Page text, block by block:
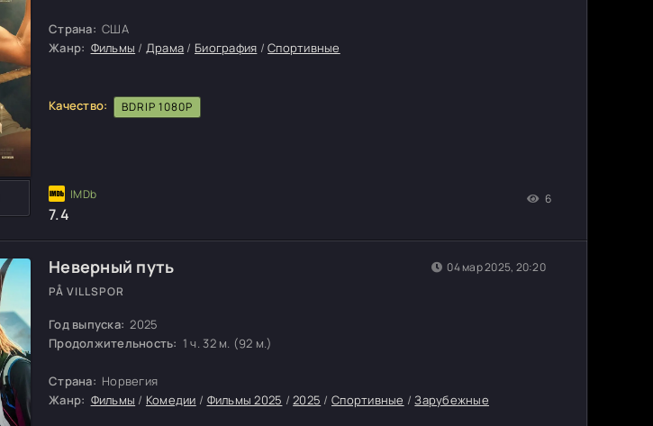
Страна: США
Жанр: Фильмы / Драма / Биография /Спортивные
Качество: BDRIP 1080P
7.4
6
Неверный путь
PÅ VILLSPOR
Год выпуска: 2025
Продолжительность: 1 ч. 32 м. (92 м.)
Страна: Норвегия
Жанр: Фильмы / Комедии / Фильмы 2025 /2025 /Спортивные /Зарубежные
04 мар 2025, 20:20